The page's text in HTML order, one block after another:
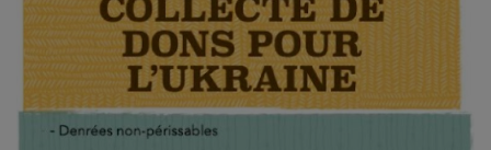
Notre offre d'enseignement (2026)